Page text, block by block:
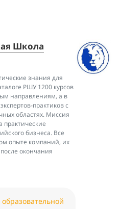
Школа
знания для
РШУ 1200 курсов
направлениям, а в
практиков с
областях. Миссия
бизнеса. Все
опыте компаний, их
окончания